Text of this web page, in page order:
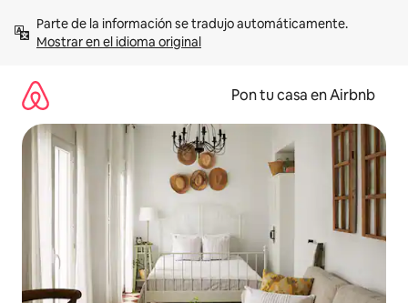
contenidoMostrar en el idioma original
Pon tu casa en Airbnb